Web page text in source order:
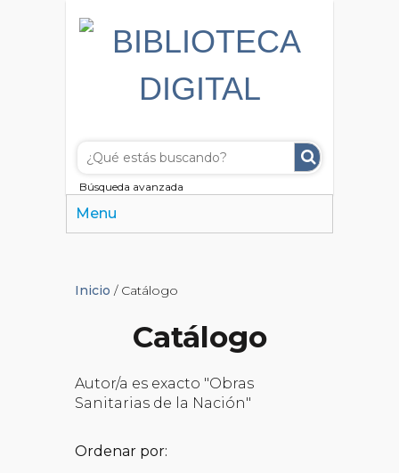
Búsqueda avanzada
Menu
Inicio / Catálogo
Catálogo
Autor/a es exacto "Obras
Sanitarias de la Nación"
Ordenar por: